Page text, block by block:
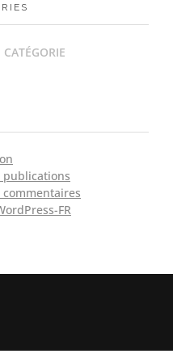
publications
commentaires
FR